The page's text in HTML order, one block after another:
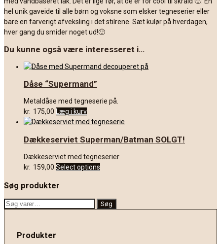
hel unik gaveide til alle børn og voksne som elsker tegneserier eller
bare en farverigt afveksling i det stilrene. Sæt kulør på hverdagen,
hver gang du smider noget ud!🙂
Du kunne også være interesseret i…
Dåse “Supermand”
Metaldåse med tegneserie på.
kr. 175,00 Læg i kurv
Dækkeserviet Superman/Batman SOLGT!
Dækkeserviet med tegneserier
kr. 159,00 Select options
Søg produkter
Søg
Søg
Produkter